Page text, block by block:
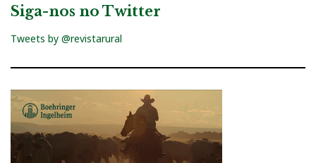
Siga-nos no Twitter
Tweets by @revistarural